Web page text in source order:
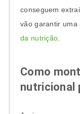
conseguem
vão garantir uma
da nutrição
Como
nutricional